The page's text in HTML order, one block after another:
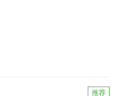
推荐